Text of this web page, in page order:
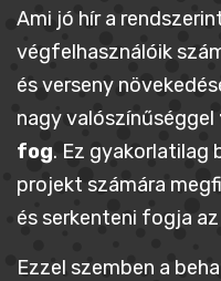
Ami jó hír a
végfelhasználóik
és verseny
nagy valószínűséggel
fog. Ez gyakorlatilag
projekt számára
és serkenteni fogja
Ezzel szemben a